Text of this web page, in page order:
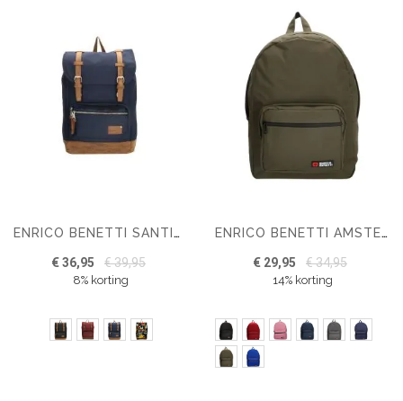
ENRICO BENETTI SANTIAGO LAPTOP RUGZAK 17"
€ 36,95 € 39,95
8% korting
ENRICO BENETTI AMSTERDAM LAPTOP RUGZAK 15''
€ 29,95 € 34,95
14% korting